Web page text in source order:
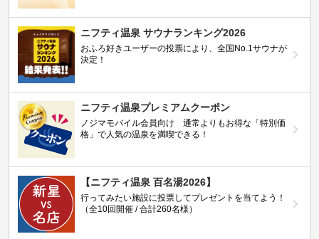
ニフティ温泉 サウナランキング2026
おふろ好きユーザーの投票により、全国No.1サウナが
決定！
ニフティ温泉プレミアムクーポン
ノジマモバイル会員向け 通常よりもお得な「特別価
格」で人気の温泉を満喫できる！
【ニフティ温泉 百名湯2026】
行ってみたい施設に投票してプレゼントを当てよう！
（全10回開催 / 合計260名様）